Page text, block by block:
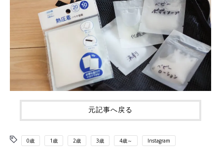
元記事へ戻る
0歳 1歳 2歳 3歳 4歳～ Instagram